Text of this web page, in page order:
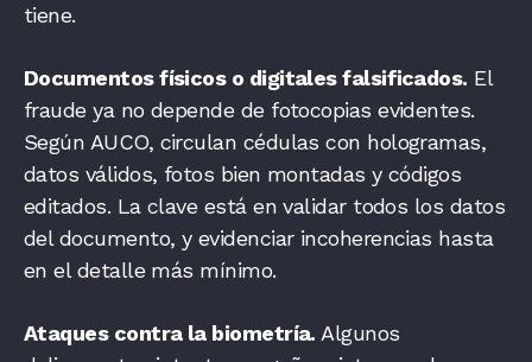
tiene.
Documentos físicos o digitales falsificados. El
fraude ya no depende de fotocopias evidentes.
Según AUCO, circulan cédulas con hologramas,
datos válidos, fotos bien montadas y códigos
editados. La clave está en validar todos los datos
del documento, y evidenciar incoherencias hasta
en el detalle más mínimo.
Ataques contra la biometría. Algunos